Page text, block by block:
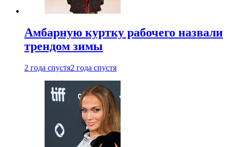
Амбарную куртку рабочего назвали
трендом зимы
2 года спустя2 года спустя